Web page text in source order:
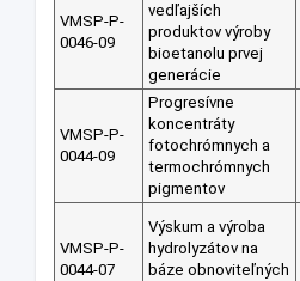
VMSP-P-
0046-09
vedľajších
produktov výroby
bioetanolu prvej
generácie
VMSP-P-
0044-09
Progresívne
koncentráty
fotochrómnych a
termochrómnych
pigmentov
VMSP-P-
0044-07
Výskum a výroba
hydrolyzátov na
báze obnoviteľných